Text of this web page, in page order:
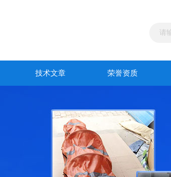
技术文章 荣誉资质